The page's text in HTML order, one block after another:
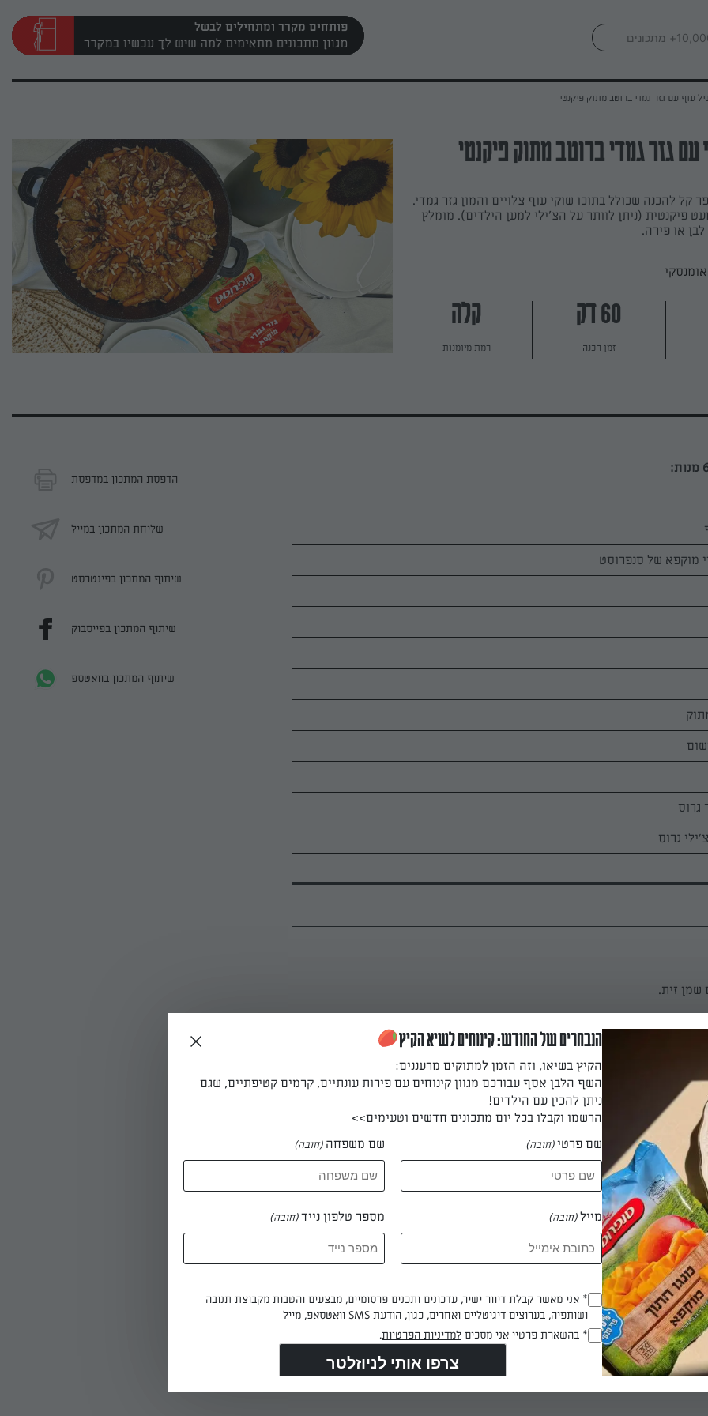
פותחים מקרר ומתחילים לבשל
עוף עם גזר גמדי ברוטב מתוק פיקנטי
גזר גמדי ברוטב מתוק פיקנטי
קל להכנה שכולל בתוכו שוקי עוף צלויים והמון גזר גמדי.
פיקנטית (ניתן לוותר על הצ'ילי למען הילדים). מומלץ
או פירה.
60 דק
זמן הכנה
קלה
רמת מיומנות
גרוס
גרוס
זית.
משני הצדדים עד להזהבה מלאה.
מהסוטאז'.
נטגן אותו קלות ומיד לאחריו את הגזר הגמדי.
והתיבול, נטגן היטב ולבסוף נוסיף כוס מים.
את השוקיים מעל.
הדפסת המתכון במדפסת
שליחת המתכון במייל
שיתוף המתכון בפינטרסט
שיתוף המתכון בפייסבוק
שיתוף המתכון בוואטספ
הנבחרים של החודש: קינוחים לשיא הקיץ
הקיץ בשיאו, וזה הזמן למתוקים מרעננים:
השף הלבן אסף עבורכם מגוון קינוחים עם פירות עונתיים, קרמים קטיפתיים, שגם
ניתן להכין עם הילדים!
הרשמו וקבלו בכל יום מתכונים חדשים וטעימים>>
שם פרטי(חובה) שם משפחה (חובה)
מייל(חובה) מספר טלפון נייד(חובה)
Opt_In
(חובה)
* אני מאשר קבלת דיוור ישיר, עדכונים ותכנים פרסומיים, מבצעים והטבות מקבוצת תנובה
ושותפיה, בערוצים דיגיטליים ואחרים, כגון, הודעת SMS וואטסאפ, מייל
RegulationsApproved
* בהשארת פרטיי אני מסכים למדיניות הפרטיות.